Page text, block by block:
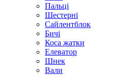
Пальці
Шестерні
Сайлентблок
Бичі
Коса жатки
Елеватор
Шнек
Вали